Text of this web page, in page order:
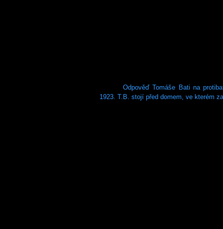
Odpověď Tomáše Bati na
1923. T.B. stojí před domem, ve kterém